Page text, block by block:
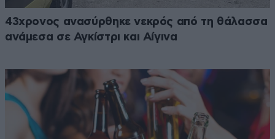
43χρονος ανασύρθηκε νεκρός από τη θάλασσα
ανάμεσα σε Αγκίστρι και Αίγινα